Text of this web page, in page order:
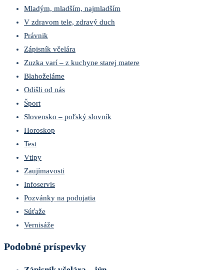
Mladým, mladším, najmladším
V zdravom tele, zdravý duch
Právnik
Zápisník včelára
Zuzka varí – z kuchyne starej matere
Blahoželáme
Odišli od nás
Šport
Slovensko – poľský slovník
Horoskop
Test
Vtipy
Zaujímavosti
Infoservis
Pozvánky na podujatia
Súťaže
Vernisáže
Podobné príspevky